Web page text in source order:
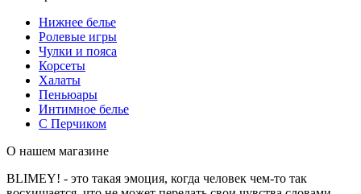
Нижнее белье
Ролевые игры
Чулки и пояса
Корсеты
Халаты
Пеньюары
Интимное белье
С Перчиком
О нашем магазине
BLIMEY! - это такая эмоция, когда человек чем-то так